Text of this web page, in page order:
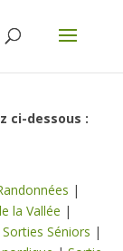
ci-dessous :
|
la Vallée |
Sorties Séniors |